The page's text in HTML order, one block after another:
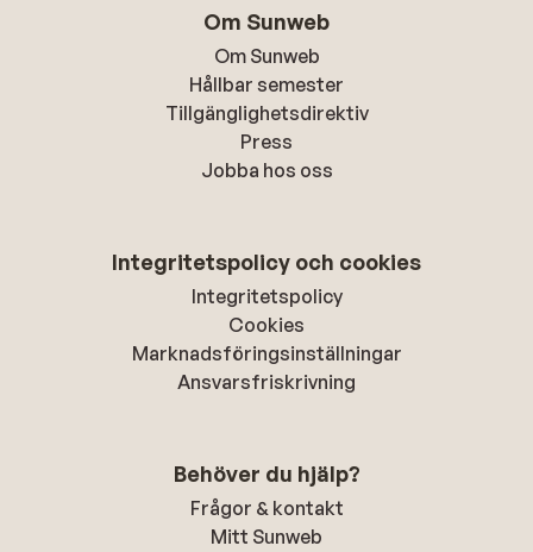
Om Sunweb
Om Sunweb
Hållbar semester
Tillgänglighetsdirektiv
Press
Jobba hos oss
Integritetspolicy och cookies
Integritetspolicy
Cookies
Marknadsföringsinställningar
Ansvarsfriskrivning
Behöver du hjälp?
Frågor & kontakt
Mitt Sunweb